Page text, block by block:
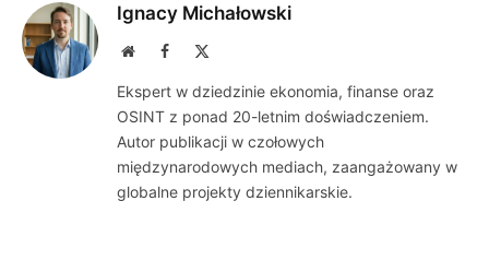
Ignacy Michałowski
WebsiteFacebook
Ekspert w dziedzinie ekonomia, finanse oraz
OSINT z ponad 20-letnim doświadczeniem.
Autor publikacji w czołowych
międzynarodowych mediach, zaangażowany w
globalne projekty dziennikarskie.